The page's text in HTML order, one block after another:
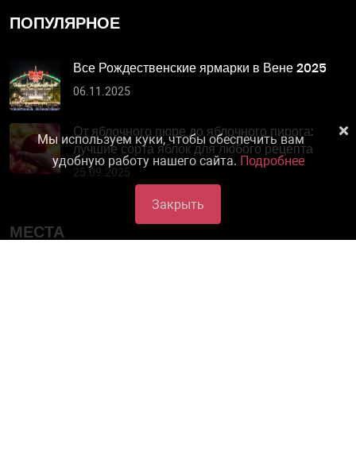
Мы используем куки, чтобы обеспечить вам
удобную работу нашего сайта. Подробнее
Закрыть
ПОПУЛЯРНОЕ
Все Рождественские ярмарки в Вене 2025
06.11.2025
От яблочного пюре до яблочного пирога:
лучшие сорта яблок для любого рецепта
25.09.2025
МЕСТА